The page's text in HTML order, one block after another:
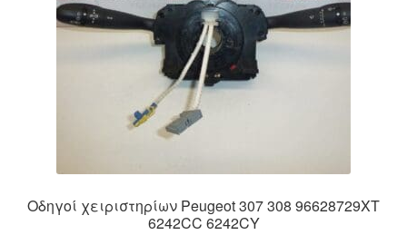
Οδηγοί χειριστηρίων Peugeot 307 308 96628729XT
6242CC 6242CY